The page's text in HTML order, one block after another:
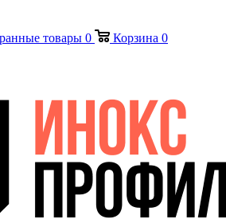
товары 0 Корзина 0